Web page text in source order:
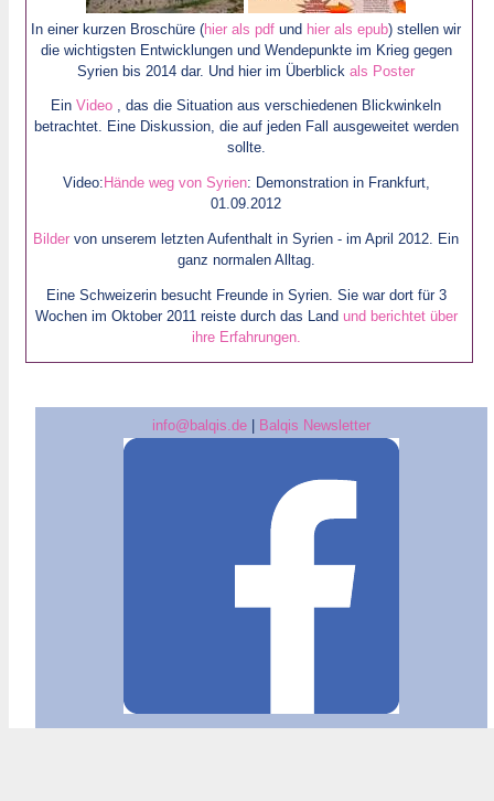
In einer kurzen Broschüre (hier als pdf und hier als epub) stellen wir
die wichtigsten Entwicklungen und Wendepunkte im Krieg gegen
Syrien bis 2014 dar. Und hier im Überblickals Poster
EinVideo , das die Situation aus verschiedenen Blickwinkeln
betrachtet. Eine Diskussion, die auf jeden Fall ausgeweitet werden
sollte.
Video: Hände weg von Syrien: Demonstration in Frankfurt,
01.09.2012
Bildervon unserem letzten Aufenthalt in Syrien - im April 2012. Ein
ganz normalen Alltag.
Eine Schweizerin besucht Freunde in Syrien. Sie war dort für 3
Wochen im Oktober 2011 reiste durch das Land und berichtet über
ihre Erfahrungen.
info@balqis.de| Balqis Newsletter